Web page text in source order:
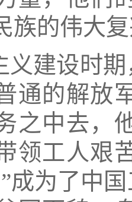
族的伟大
义建设时
通的解放
之中去，
领工人艰
成为了中